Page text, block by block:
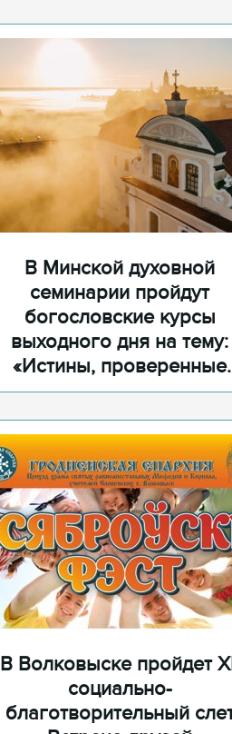
В Минской духовной
семинарии пройдут
богословские курсы
выходного дня на тему:
«Истины, проверенные
временем»
В Волковыске пройдет
социально-
благотворительный